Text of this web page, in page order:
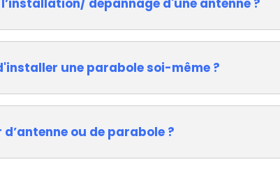
une parabole soi-même ?
ou de parabole ?